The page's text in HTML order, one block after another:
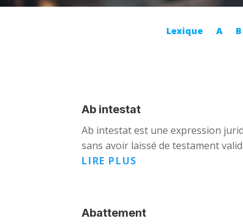
Lexique A B
Ab intestat
Ab intestat est une expression
sans avoir laissé de testament
LIRE PLUS
Abattement